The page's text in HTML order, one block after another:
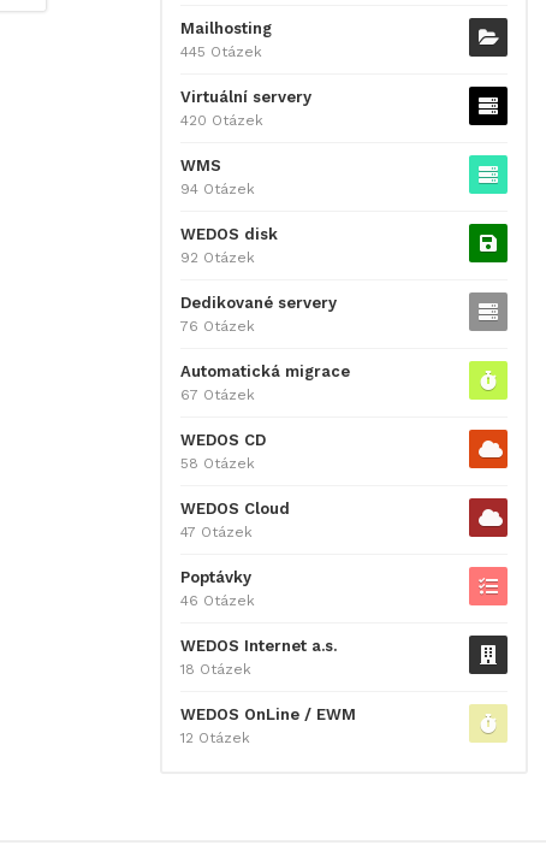
Mailhosting
445 Otázek
Virtuální servery
420 Otázek
WMS
94 Otázek
WEDOS disk
92 Otázek
Dedikované servery
76 Otázek
Automatická migrace
67 Otázek
WEDOS CD
58 Otázek
WEDOS Cloud
47 Otázek
Poptávky
46 Otázek
WEDOS Internet a.s.
18 Otázek
WEDOS OnLine / EWM
12 Otázek